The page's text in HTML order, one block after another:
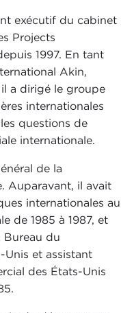
exécutif du cabinet
Projects
1997. En tant
Akin,
il a dirigé le groupe
internationales
questions de
internationale.
de la
Auparavant, il avait
internationales au
de 1985 à 1987, et
Bureau du
Unis et assistant
des États-Unis